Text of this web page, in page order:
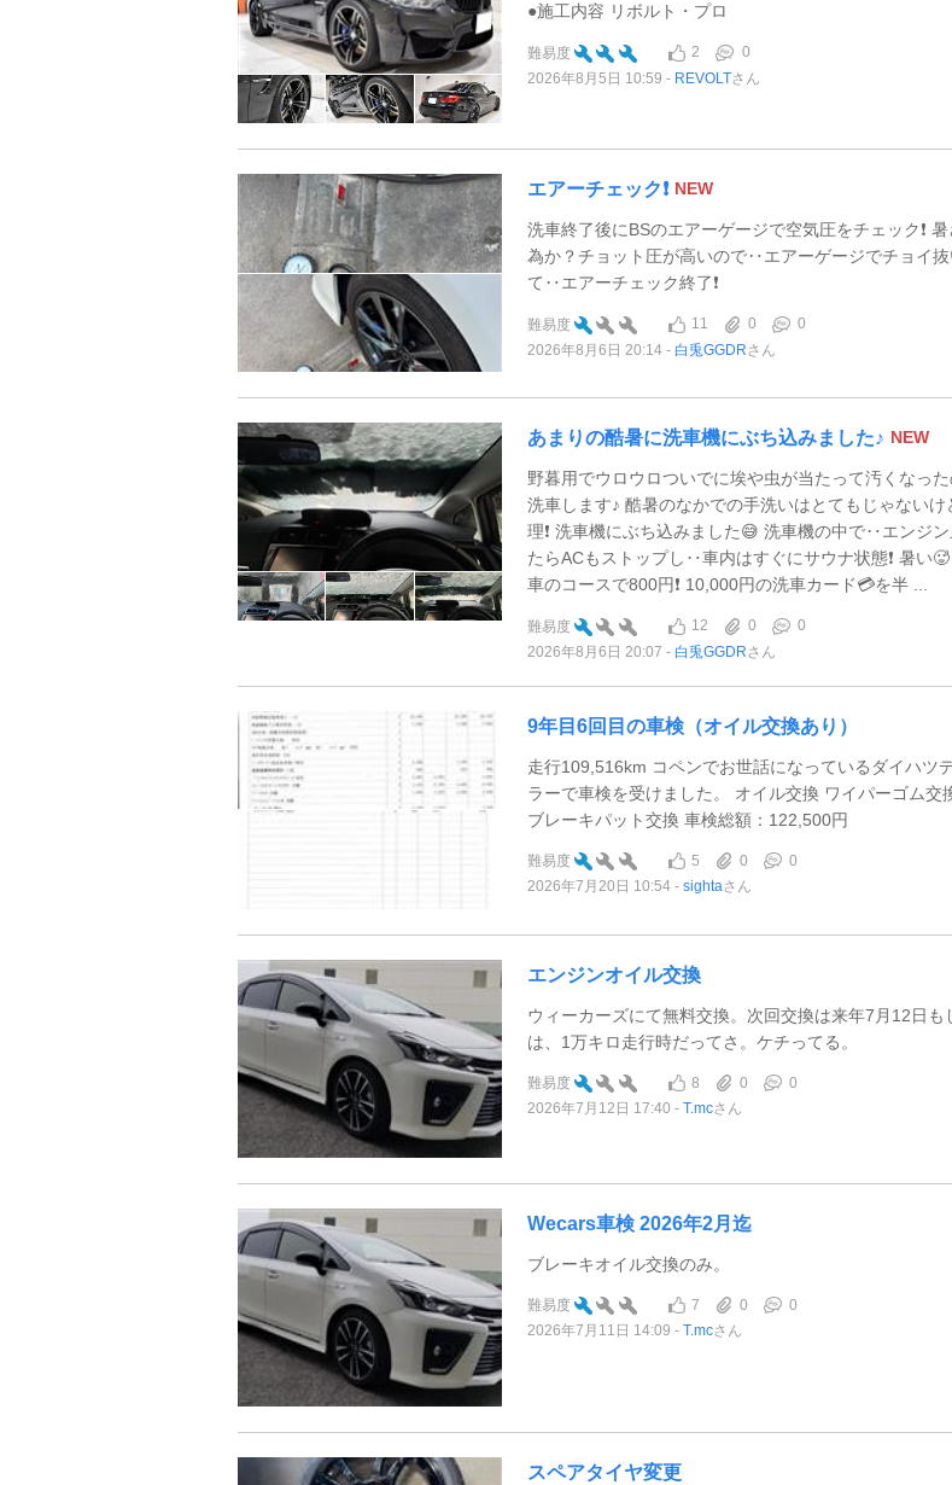
●施工内容 リボルト・プロ
難易度 2
0
2026年8月5日 10:59
REVOLTさん
エアーチェック❗️ NEW
洗車終了後にBSのエアーゲージで空気圧をチェック❗️
為か？チョット圧が高いので‥エアーゲージでチョイ抜
て‥エアーチェック終了❗️
難易度 11 0
0
2026年8月6日 20:14
白兎GGDRさん
あまりの酷暑に洗車機にぶち込みました♪ NEW
野暮用でウロウロついでに埃や虫が当たって汚くなっ
洗車します♪ 酷暑のなかでの手洗いはとてもじゃない
理❗️ 洗車機にぶち込みました😅 洗車機の中で‥エンジ
たらACもストップし‥車内はすぐにサウナ状態❗️ 暑い
車のコースで800円❗️ 10,000円の洗車カード💳を半 ...
難易度 12 0
0
2026年8月6日 20:07
白兎GGDRさん
9年目6回目の車検（オイル交換あり）
走行109,516km コペンでお世話になっているダイハツ
ラーで車検を受けました。 オイル交換 ワイパーゴム交
ブレーキパット交換 車検総額：122,500円
難易度 5 0
0
2026年7月20日 10:54
sightaさん
エンジンオイル交換
ウィーカーズにて無料交換。次回交換は来年7月12日も
は、1万キロ走行時だってさ。ケチってる。
難易度 8 0
0
2026年7月12日 17:40
T.mcさん
Wecars車検 2026年2月迄
ブレーキオイル交換のみ。
難易度 7 0
0
2026年7月11日 14:09
T.mcさん
スペアタイヤ変更